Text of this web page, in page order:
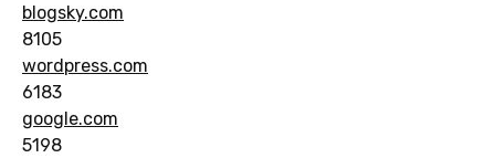
blogsky.com
8105
wordpress.com
6183
google.com
5198